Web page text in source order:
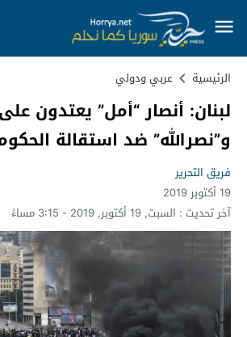
الرئيسية عربي ودولي
لبنان: أنصار “أمل” يعتدون
و”نصرالله” ضد استقالة
فريق التحرير
19 أكتوبر 2019
آخر تحديث : السبت, 19 أكتوبر, 2019 - 3:15 مساءً